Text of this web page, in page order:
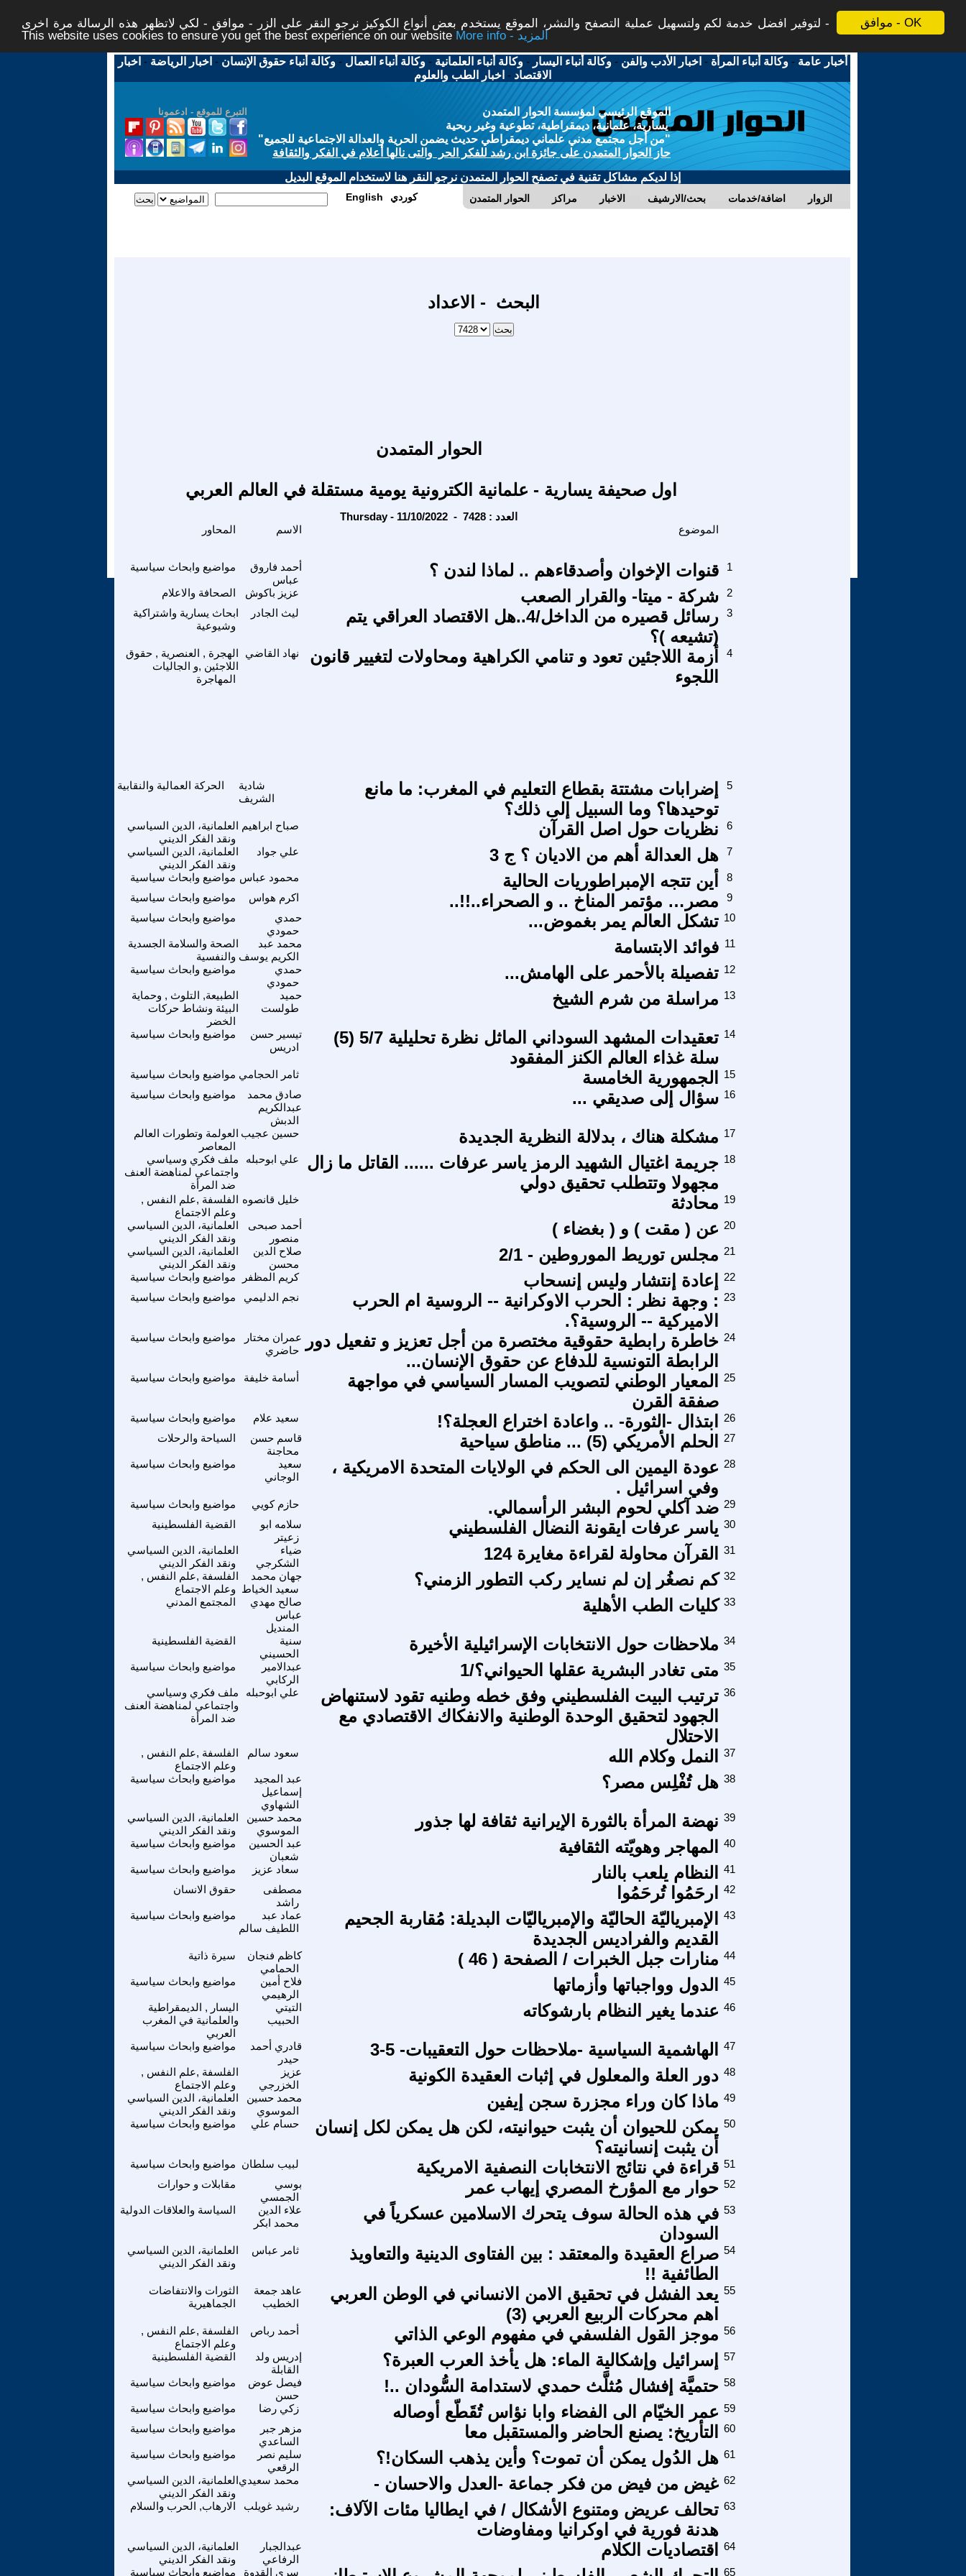
موافق - OK
لتوفير افضل خدمة لكم ولتسهيل عملية التصفح والنشر، الموقع يستخدم بعض أنواع الكوكيز نرجو النقر على الزر - موافق - لكي لاتظهر هذه الرسالة مرة اخرى -
This website uses cookies to ensure you get the best experience on our website
More info - المزيد
أخبار عامة -وكالة أنباء المرأة - اخبار الأدب والفن -وكالة أنباء اليسار -وكالة أنباء العلمانية -وكالة أنباء العمال -وكالة أنباء حقوق الإنسان - اخبار الرياضة - اخبار
الاقتصاد - اخبار الطب والعلوم
التبرع للموقع - ادعمونا
الموقع الرئيسي لمؤسسة الحوار المتمدن
يسارية، علمانية، ديمقراطية، تطوعية وغير ربحية
"من أجل مجتمع مدني علماني ديمقراطي حديث يضمن الحرية والعدالة الاجتماعية للجميع"
حاز الحوار المتمدن على جائزة ابن رشد للفكر الحر والتى نالها أعلام في الفكر والثقافة
إذا لديكم مشاكل تقنية في تصفح الحوار المتمدن نرجو النقر هنا لاستخدام الموقع البديل
الحوار المتمدن مراكز الاخبار بحث/الارشيف اضافة/خدمات الزوار English كوردي
البحث - الاعداد
الحوار المتمدن
اول صحيفة يسارية - علمانية الكترونية يومية مستقلة في العالم العربي
Thursday - 11/10/2022 - العدد : 7428
الاسم الموضوع
مواضيع وابحاث سياسية
أحمد فاروق
عباس
قنوات الإخوان وأصدقاءهم .. لماذا لندن ؟ 1
الصحافة والاعلام عزيز باكوش شركة - ميتا- والقرار الصعب
2
ابحاث يسارية واشتراكية
وشيوعية
ليث الجادر
رسائل قصيره من الداخل/4..هل الاقتصاد العراقي يتم
(تشيعه )؟
3
الهجرة , العنصرية , حقوق
اللاجئين ,و الجاليات
المهاجرة
نهاد القاضي
أزمة اللاجئين تعود و تنامي الكراهية ومحاولات لتغيير قانون
اللجوء
4
الحركة العمالية والنقابية
شادية
الشريف
إضرابات مشتتة بقطاع التعليم في المغرب: ما مانع
توحيدها؟ وما السبيل إلى ذلك؟
5
العلمانية، الدين السياسي
ونقد الفكر الديني
صباح ابراهيم نظريات حول اصل القرآن 6
العلمانية، الدين السياسي
ونقد الفكر الديني
علي جواد هل العدالة أهم من الاديان ؟ ج 3 7
مواضيع وابحاث سياسية محمود عباس أين تتجه الإمبراطوريات الحالية
8
مواضيع وابحاث سياسية
اكرم هواس مصر… مؤتمر المناخ .. و الصحراء..!!..
9
مواضيع وابحاث سياسية
حمدي
حمودي
تشكل العالم يمر بغموض... 10
الصحة والسلامة الجسدية
والنفسية
محمد عبد
الكريم يوسف
فوائد الابتسامة 11
مواضيع وابحاث سياسية
حمدي
حمودي
تفصيلة بالأحمر على الهامش... 12
الطبيعة, التلوث , وحماية
البيئة ونشاط حركات
الخضر
حميد
طولست
مراسلة من شرم الشيخ 13
مواضيع وابحاث سياسية
تيسير حسن
ادريس
تعقيدات المشهد السوداني الماثل نظرة تحليلية 5/7 (5)
سلة غذاء العالم الكنز المفقود
14
مواضيع وابحاث سياسية ثامر الحجامي الجمهورية الخامسة
15
مواضيع وابحاث سياسية
صادق محمد
عبدالكريم
الدبش
سؤال إلى صديقي ... 16
العولمة وتطورات العالم
المعاصر
حسين عجيب مشكلة هناك ، بدلالة النظرية الجديدة 17
ملف فكري وسياسي
واجتماعي لمناهضة العنف
ضد المرأة
علي ابوحبله
جريمة اغتيال الشهيد الرمز ياسر عرفات ...... القاتل ما زال
مجهولا وتتطلب تحقيق دولي
18
الفلسفة ,علم النفس ,
وعلم الاجتماع
خليل قانصوه محادثة 19
العلمانية، الدين السياسي
ونقد الفكر الديني
أحمد صبحى
منصور
عن ( مقت ) و ( بغضاء ) 20
العلمانية، الدين السياسي
ونقد الفكر الديني
صلاح الدين
محسن
مجلس توريط الموروطين - 2/1 21
مواضيع وابحاث سياسية كريم المظفر إعادة إنتشار وليس إنسحاب
22
مواضيع وابحاث سياسية
نجم الدليمي
: وجهة نظر : الحرب الاوكرانية -- الروسية ام الحرب
الاميركية -- الروسية؟.
23
مواضيع وابحاث سياسية
عمران مختار
حاضري
خاطرة رابطية حقوقية مختصرة من أجل تعزيز و تفعيل دور
الرابطة التونسية للدفاع عن حقوق الإنسان...
24
مواضيع وابحاث سياسية أسامة خليفة
المعيار الوطني لتصويب المسار السياسي في مواجهة
صفقة القرن
25
مواضيع وابحاث سياسية سعيد علام ابتذال -الثورة- .. واعادة اختراع العجلة؟!
26
السياحة والرحلات
قاسم حسن
محاجنة
الحلم الأمريكي (5) ... مناطق سياحية 27
مواضيع وابحاث سياسية
سعيد
الوجاني
عودة اليمين الى الحكم في الولايات المتحدة الامريكية ،
وفي اسرائيل .
28
مواضيع وابحاث سياسية حازم كويي ضد آكلي لحوم البشر الرأسمالي. 29
القضية الفلسطينية
سلامه ابو
زعيتر
ياسر عرفات ايقونة النضال الفلسطيني 30
العلمانية، الدين السياسي
ونقد الفكر الديني
ضياء
الشكرجي
القرآن محاولة لقراءة مغايرة 124 31
الفلسفة ,علم النفس ,
وعلم الاجتماع
جهان محمد
سعيد الخياط
كم نصغُر إن لم نساير ركب التطور الزمني؟ 32
المجتمع المدني
صالح مهدي
عباس
المنديل
كليات الطب الأهلية 33
القضية الفلسطينية
سنية
الحسيني
ملاحظات حول الانتخابات الإسرائيلية الأخيرة 34
مواضيع وابحاث سياسية
عبدالامير
الركابي
متى تغادر البشرية عقلها الحيواني؟/1 35
ملف فكري وسياسي
واجتماعي لمناهضة العنف
ضد المرأة
علي ابوحبله
ترتيب البيت الفلسطيني وفق خطه وطنيه تقود لاستنهاض
الجهود لتحقيق الوحدة الوطنية والانفكاك الاقتصادي مع
الاحتلال
36
الفلسفة ,علم النفس ,
وعلم الاجتماع
سعود سالم النمل وكلام الله 37
مواضيع وابحاث سياسية
عبد المجيد
إسماعيل
الشهاوي
هل تُفْلِس مصر؟ 38
العلمانية، الدين السياسي
ونقد الفكر الديني
محمد حسين
الموسوي
نهضة المرأة بالثورة الإيرانية ثقافة لها جذور 39
مواضيع وابحاث سياسية
عبد الحسين
شعبان
المهاجر وهويّته الثقافية 40
مواضيع وابحاث سياسية سعاد عزيز النظام يلعب بالنار
41
حقوق الانسان
مصطفى
راشد
ارحَمُوا تُرحَمُوا 42
مواضيع وابحاث سياسية
عماد عبد
اللطيف سالم
الإمبرياليّة الحاليّة والإمبرياليّات البديلة: مُقاربة الجحيم
القديم والفراديس الجديدة
43
سيرة ذاتية
كاظم فنجان
الحمامي
منارات جبل الخبرات / الصفحة ( 46 ) 44
مواضيع وابحاث سياسية
فلاح أمين
الرهيمي
الدول وواجباتها وأزماتها 45
اليسار , الديمقراطية
والعلمانية في المغرب
العربي
التيتي
الحبيب
عندما يغير النظام بارشوكاته 46
مواضيع وابحاث سياسية
قادري أحمد
حيدر
الهاشمية السياسية -ملاحظات حول التعقيبات- 5-3 47
الفلسفة ,علم النفس ,
وعلم الاجتماع
عزيز
الخزرجي
دور العلة والمعلول في إثبات العقيدة الكونية 48
العلمانية، الدين السياسي
ونقد الفكر الديني
محمد حسين
الموسوي
ماذا كان وراء مجزرة سجن إيفين 49
مواضيع وابحاث سياسية حسام علي
يمكن للحيوان أن يثبت حيوانيته، لكن هل يمكن لكل إنسان
أن يثبت إنسانيته؟
50
مواضيع وابحاث سياسية لبيب سلطان قراءة في نتائج الانتخابات النصفية الامريكية 51
مقابلات و حوارات
بوسي
الجمسي
حوار مع المؤرخ المصري إيهاب عمر 52
السياسة والعلاقات الدولية
علاء الدين
محمد ابكر
في هذه الحالة سوف يتحرك الاسلامين عسكرياً في
السودان
53
العلمانية، الدين السياسي
ونقد الفكر الديني
ثامر عباس
صراع العقيدة والمعتقد : بين الفتاوى الدينية والتعاويذ
الطائفية !!
54
الثورات والانتفاضات
الجماهيرية
عاهد جمعة
الخطيب
يعد الفشل في تحقيق الامن الانساني في الوطن العربي
اهم محركات الربيع العربي (3)
55
الفلسفة ,علم النفس ,
وعلم الاجتماع
أحمد رباص موجز القول الفلسفي في مفهوم الوعي الذاتي 56
القضية الفلسطينية
إدريس ولد
القابلة
إسرائيل وإشكالية الماء: هل يأخذ العرب العبرة؟ 57
مواضيع وابحاث سياسية
فيصل عوض
حسن
حتميَّة إفشال مُثلَّث حمدي لاستدامة السُّودان ..! 58
مواضيع وابحاث سياسية زكي رضا عمر الخيّام الى الفضاء وابا نؤاس تُقَطّع أوصاله 59
مواضيع وابحاث سياسية
مزهر جبر
الساعدي
التأريخ: يصنع الحاضر والمستقبل معا 60
مواضيع وابحاث سياسية
سليم نصر
الرقعي
هل الدُول يمكن أن تموت؟ وأين يذهب السكان!؟ 61
العلمانية، الدين السياسي
ونقد الفكر الديني
محمد سعيدي غيض من فيض من فكر جماعة -العدل والاحسان - 62
الارهاب, الحرب والسلام رشيد غويلب
تحالف عريض ومتنوع الأشكال / في ايطاليا مئات الآلاف:
هدنة فورية في اوكرانيا ومفاوضات
63
العلمانية، الدين السياسي
ونقد الفكر الديني
عبدالجبار
الرفاعي
اقتصاديات الكلام 64
مواضيع وابحاث سياسية سري القدوة 65